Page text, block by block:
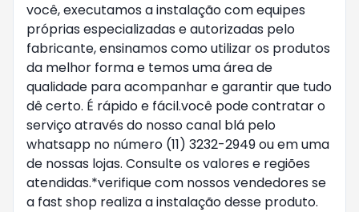
você, executamos a instalação com equipes
próprias especializadas e autorizadas pelo
fabricante, ensinamos como utilizar os produtos
da melhor forma e temos uma área de
qualidade para acompanhar e garantir que tudo
dê certo. É rápido e fácil.você pode contratar o
serviço através do nosso canal blá pelo
whatsapp no número (11) 3232-2949 ou em uma
de nossas lojas. Consulte os valores e regiões
atendidas.*verifique com nossos vendedores se
a fast shop realiza a instalação desse produto.